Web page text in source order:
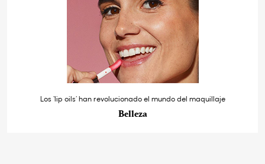
Los ‘lip oils’ han revolucionado el mundo del maquillaje
Belleza